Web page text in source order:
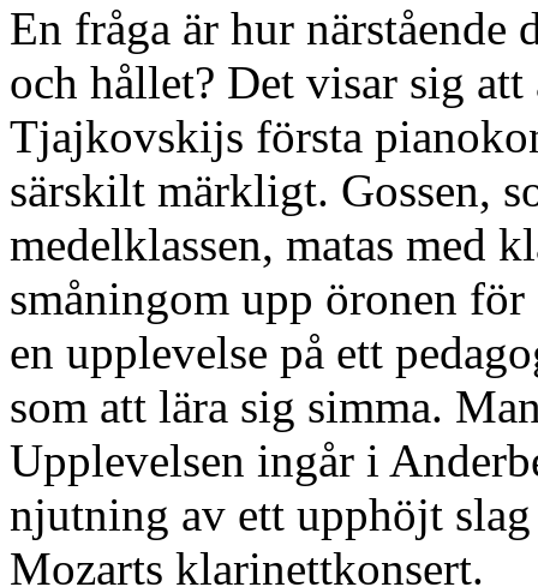
En fråga är hur närstående
och hållet? Det visar sig
Tjajkovskijs första
särskilt märkligt. Gossen,
medelklassen, matas med
småningom upp öronen
en upplevelse på ett
som att lära sig simma.
Upplevelsen ingår i
njutning av ett upphöjt
Mozarts klarinettkonsert.